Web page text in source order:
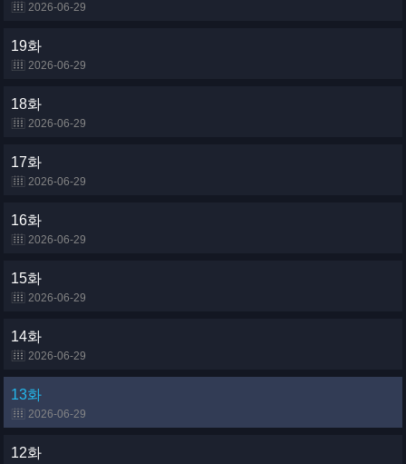
2026-06-29
19화
2026-06-29
18화
2026-06-29
17화
2026-06-29
16화
2026-06-29
15화
2026-06-29
14화
2026-06-29
13화
2026-06-29
12화